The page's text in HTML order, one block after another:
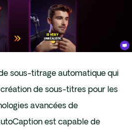
sous-titrage automatique qui
de sous-titres pour les
avancées de
est capable de